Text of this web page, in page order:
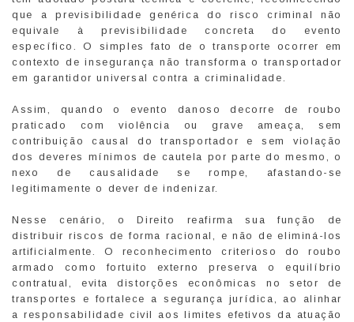
que a previsibilidade genérica do risco criminal não
equivale à previsibilidade concreta do evento
específico. O simples fato de o transporte ocorrer em
contexto de insegurança não transforma o transportador
em garantidor universal contra a criminalidade.
Assim, quando o evento danoso decorre de roubo
praticado com violência ou grave ameaça, sem
contribuição causal do transportador e sem violação
dos deveres mínimos de cautela por parte do mesmo, o
nexo de causalidade se rompe, afastando-se
legitimamente o dever de indenizar.
Nesse cenário, o Direito reafirma sua função de
distribuir riscos de forma racional, e não de eliminá-los
artificialmente. O reconhecimento criterioso do roubo
armado como fortuito externo preserva o equilíbrio
contratual, evita distorções econômicas no setor de
transportes e fortalece a segurança jurídica, ao alinhar
a responsabilidade civil aos limites efetivos da atuação